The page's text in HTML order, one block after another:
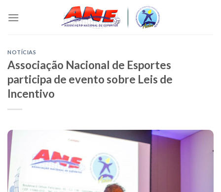
NOTÍCIAS
Associação Nacional de Esportes
participa de evento sobre Leis de
Incentivo